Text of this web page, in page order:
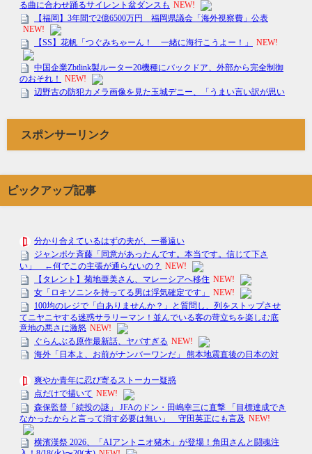
スポンサーリンク
ピックアップ記事